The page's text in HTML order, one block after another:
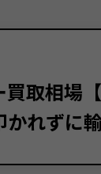
買取相場
かれずに